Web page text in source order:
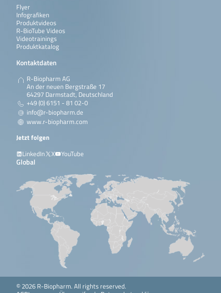
Flyer
Infografiken
Produktvideos
R-BioTube Videos
Videotrainings
Produktkatalog
Kontaktdaten
R-Biopharm AG
An der neuen Bergstraße 17
64297 Darmstadt, Deutschland
+49 (0) 6151 - 81 02-0
info@r-biopharm.de
www.r-biopharm.com
Jetzt folgen
LinkedIn
X YouTube
Global
© 2026 R-Biopharm. All rights reserved.